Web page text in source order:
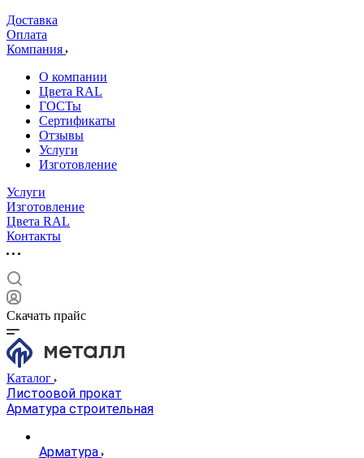
Доставка
Оплата
Компания
О компании
Цвета RAL
ГОСТы
Сертификаты
Отзывы
Услуги
Изготовление
Услуги
Изготовление
Цвета RAL
Контакты
Скачать прайс
Каталог
Листоовой прокат
Арматура строительная
Арматура